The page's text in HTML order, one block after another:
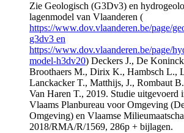
Zie Geologisch (G3Dv3) en
lagenmodel van Vlaanderen (
https://www.dov.vlaanderen.be/page/
g3dv3 en
https://www.dov.vlaanderen.be/page/
model-h3dv20) Deckers J., De
Broothaers M., Dirix K., Hambsch L.,
Lanckacker T., Matthijs, J., Rombaut
Van Haren T., 2019. Studie uitgevoerd
Vlaams Planbureau voor Omgeving
Omgeving) en Vlaamse
2018/RMA/R/1569, 286p + bijlagen.